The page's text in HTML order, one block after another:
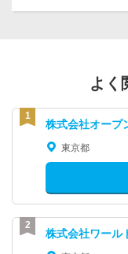
よく
株式会社オープ
東京都
株式会社ワール